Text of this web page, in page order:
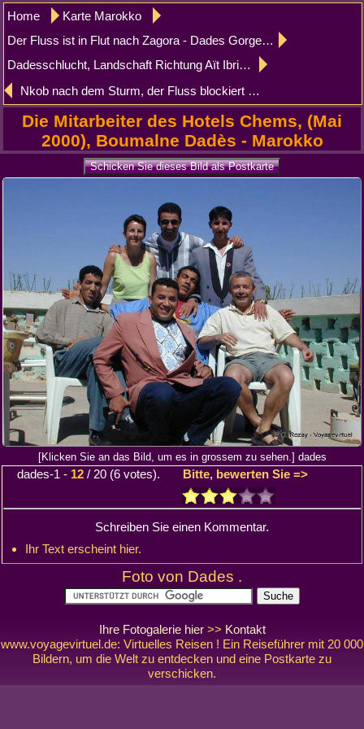
Home
Karte Marokko
Der Fluss ist in Flut nach Zagora - Dades Gorges
Dadesschlucht, Landschaft Richtung Aït Ibriren
Nkob nach dem Sturm, der Fluss blockiert die Straße
Die Mitarbeiter des Hotels Chems, (Mai
2000), Boumalne Dadès - Marokko
[Klicken Sie an das Bild, um es in grossem zu sehen.] dades
dades-1 - 12 / 20 (6 votes). Bitte, bewerten Sie =>
Schreiben Sie einen Kommentar.
Ihr Text erscheint hier.
Foto von Dades .
Ihre Fotogalerie hier>> Kontakt
www.voyagevirtuel.de: Virtuelles Reisen ! Ein Reiseführer mit 20 000
Bildern, um die Welt zu entdecken und eine Postkarte zu
verschicken.